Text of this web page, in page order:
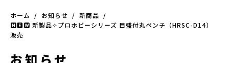
ホーム お知らせ
新商品
🅽🅴🆆 新製品✧プロホビーシリーズ 目盛付丸ペンチ（HRSC-D14）
販売
お知らせ